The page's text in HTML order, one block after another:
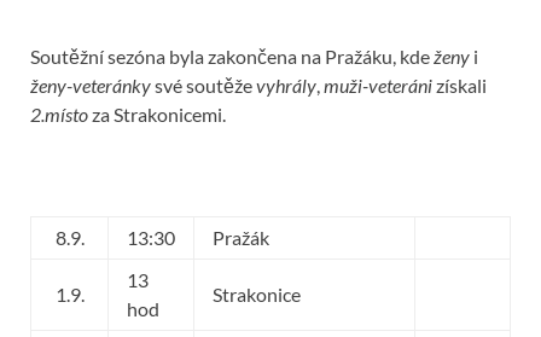
Soutěžní sezóna byla zakončena na Pražáku, kde ženy i
ženy-veteránkysvé soutěževyhrály muži-veteránizískali
2.místoza Strakonicemi.
8.9. 13:30 Pražák
1.9.
13
hod
Strakonice